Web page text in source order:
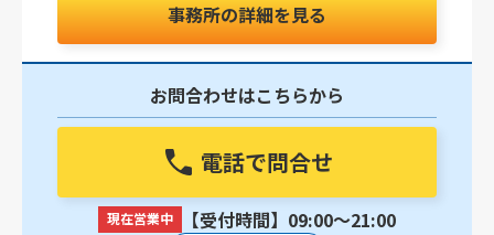
事務所の詳細を見る
お問合わせはこちらから
電話で問合せ
現在営業中 【受付時間】09:00〜21:00